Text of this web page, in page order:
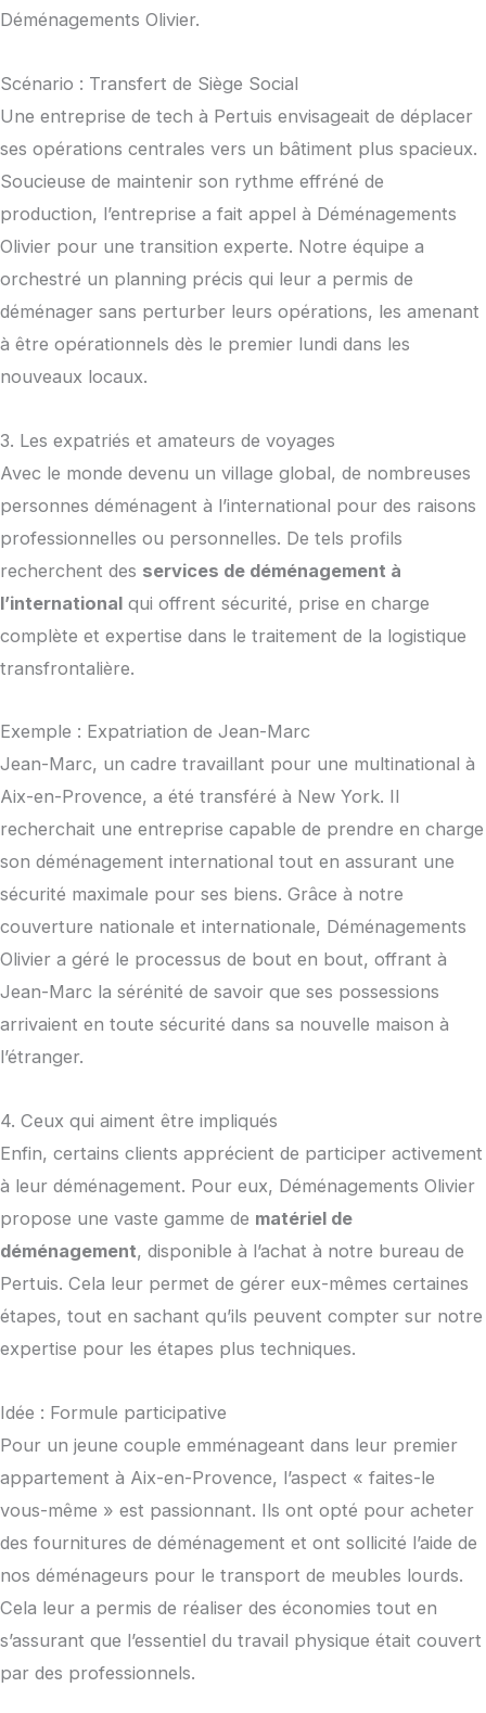
Déménagements Olivier.
Scénario : Transfert de Siège Social
Une entreprise de tech à Pertuis envisageait de déplacer
ses opérations centrales vers un bâtiment plus spacieux.
Soucieuse de maintenir son rythme effréné de
production, l’entreprise a fait appel à Déménagements
Olivier pour une transition experte. Notre équipe a
orchestré un planning précis qui leur a permis de
déménager sans perturber leurs opérations, les amenant
à être opérationnels dès le premier lundi dans les
nouveaux locaux.
3. Les expatriés et amateurs de voyages
Avec le monde devenu un village global, de nombreuses
personnes déménagent à l’international pour des raisons
professionnelles ou personnelles. De tels profils
recherchent des services de déménagement à
l’international qui offrent sécurité, prise en charge
complète et expertise dans le traitement de la logistique
transfrontalière.
Exemple : Expatriation de Jean-Marc
Jean-Marc, un cadre travaillant pour une multinational à
Aix-en-Provence, a été transféré à New York. Il
recherchait une entreprise capable de prendre en charge
son déménagement international tout en assurant une
sécurité maximale pour ses biens. Grâce à notre
couverture nationale et internationale, Déménagements
Olivier a géré le processus de bout en bout, offrant à
Jean-Marc la sérénité de savoir que ses possessions
arrivaient en toute sécurité dans sa nouvelle maison à
l’étranger.
4. Ceux qui aiment être impliqués
Enfin, certains clients apprécient de participer activement
à leur déménagement. Pour eux, Déménagements Olivier
propose une vaste gamme de matériel de
déménagement, disponible à l’achat à notre bureau de
Pertuis. Cela leur permet de gérer eux-mêmes certaines
étapes, tout en sachant qu’ils peuvent compter sur notre
expertise pour les étapes plus techniques.
Idée : Formule participative
Pour un jeune couple emménageant dans leur premier
appartement à Aix-en-Provence, l’aspect « faites-le
vous-même » est passionnant. Ils ont opté pour acheter
des fournitures de déménagement et ont sollicité l’aide de
nos déménageurs pour le transport de meubles lourds.
Cela leur a permis de réaliser des économies tout en
s’assurant que l’essentiel du travail physique était couvert
par des professionnels.